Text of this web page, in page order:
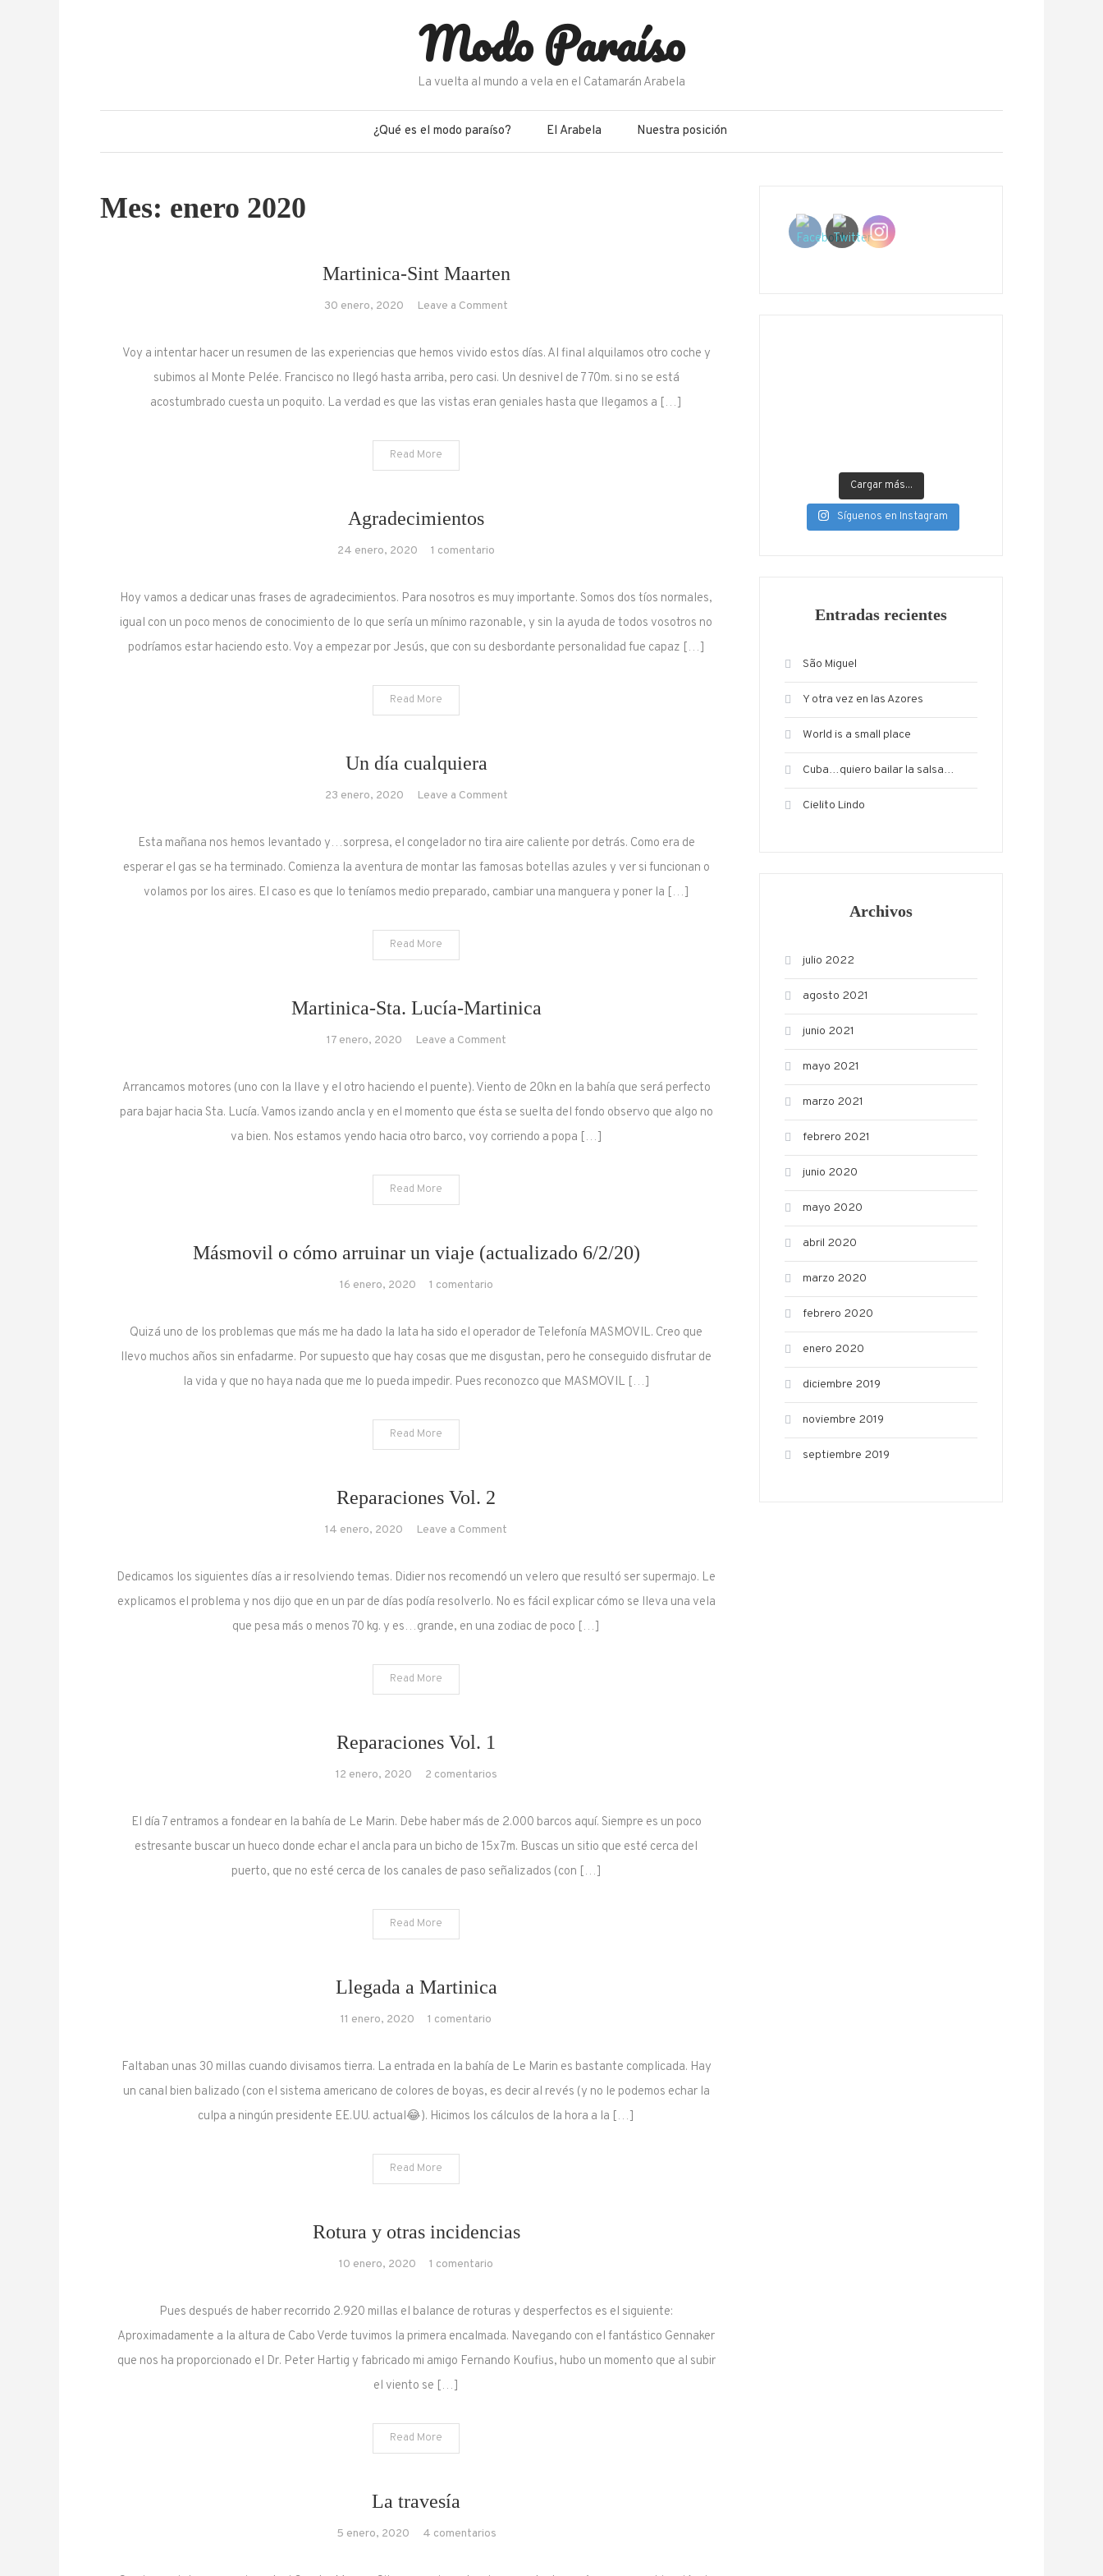
Modo Paraíso
La vuelta al mundo a vela en el Catamarán Arabela
¿Qué es el modo paraíso? El Arabela Nuestra posición
Mes: enero 2020
Martinica-Sint Maarten
30 enero, 2020 Leave a Comment
Voy a intentar hacer un resumen de las experiencias que hemos vivido estos días. Al final alquilamos otro coche y
subimos al Monte Pelée. Francisco no llegó hasta arriba, pero casi. Un desnivel de 770m. si no se está
acostumbrado cuesta un poquito. La verdad es que las vistas eran geniales hasta que llegamos a […]
Read More
Agradecimientos
24 enero, 2020 1 comentario
Hoy vamos a dedicar unas frases de agradecimientos. Para nosotros es muy importante. Somos dos tíos normales,
igual con un poco menos de conocimiento de lo que sería un mínimo razonable, y sin la ayuda de todos vosotros no
podríamos estar haciendo esto. Voy a empezar por Jesús, que con su desbordante personalidad fue capaz […]
Read More
Un día cualquiera
23 enero, 2020 Leave a Commenton
día
Esta mañana nos hemos levantado y…sorpresa, el congelador no tira aire caliente por detrás. Como era de
esperar el gas se ha terminado. Comienza la aventura de montar las famosas botellas azules y ver si funcionan o
volamos por los aires. El caso es que lo teníamos medio preparado, cambiar una manguera y poner la […]
Read More
Martinica-Sta. Lucía-Martinica
17 enero, 2020 Leave a Commenton
Sta.
Arrancamos motores (uno con la llave y el otro haciendo el puente). Viento de 20kn en la bahía que será perfecto
para bajar hacia Sta. Lucía. Vamos izando ancla y en el momento que ésta se suelta del fondo observo que algo no
va bien. Nos estamos yendo hacia otro barco, voy corriendo a popa […]
Read More
Másmovil o cómo arruinar un viaje (actualizado 6/2/20)
16 enero, 2020 1 comentarioen
arruinar
un
Quizá uno de los problemas que más me ha dado la lata ha sido el operador de Telefonía MASMOVIL. Creo que
llevo muchos años sin enfadarme. Por supuesto que hay cosas que me disgustan, pero he conseguido disfrutar de
la vida y que no haya nada que me lo pueda impedir. Pues reconozco que MASMOVIL […]
Read More
Reparaciones Vol. 2
14 enero, 2020 Leave a Comment
Dedicamos los siguientes días a ir resolviendo temas. Didier nos recomendó un velero que resultó ser supermajo. Le
explicamos el problema y nos dijo que en un par de días podía resolverlo. No es fácil explicar cómo se lleva una vela
que pesa más o menos 70 kg. y es…grande, en una zodiac de poco […]
Read More
Reparaciones Vol. 1
12 enero, 2020 2 comentariosen
Vol.
El día 7 entramos a fondear en la bahía de Le Marin. Debe haber más de 2.000 barcos aquí. Siempre es un poco
estresante buscar un hueco donde echar el ancla para un bicho de 15x7m. Buscas un sitio que esté cerca del
puerto, que no esté cerca de los canales de paso señalizados (con […]
Read More
Llegada a Martinica
11 enero, 2020 1 comentario
Faltaban unas 30 millas cuando divisamos tierra. La entrada en la bahía de Le Marin es bastante complicada. Hay
un canal bien balizado (con el sistema americano de colores de boyas, es decir al revés (y no le podemos echar la
culpa a ningún presidente EE.UU. actual😂). Hicimos los cálculos de la hora a la […]
Read More
Rotura y otras incidencias
10 enero, 2020 1 comentario
incidencias
Pues después de haber recorrido 2.920 millas el balance de roturas y desperfectos es el siguiente:
Aproximadamente a la altura de Cabo Verde tuvimos la primera encalmada. Navegando con el fantástico Gennaker
que nos ha proporcionado el Dr. Peter Hartig y fabricado mi amigo Fernando Koufius, hubo un momento que al subir
el viento se […]
Read More
La travesía
5 enero, 2020 4 comentariosen
Cargar más...
Síguenos en Instagram
Entradas recientes
São Miguel
Y otra vez en las Azores
World is a small place
Cuba…quiero bailar la salsa…
Cielito Lindo
Archivos
julio 2022
agosto 2021
junio 2021
mayo 2021
marzo 2021
febrero 2021
junio 2020
mayo 2020
abril 2020
marzo 2020
febrero 2020
enero 2020
diciembre 2019
noviembre 2019
septiembre 2019